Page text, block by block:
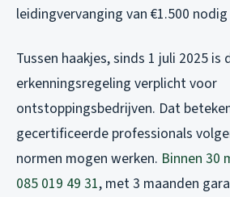
leidingvervanging van €1.500
Tussen haakjes, sinds 1 juli 2025 is
erkenningsregeling verplicht voor
ontstoppingsbedrijven. Dat
gecertificeerde professionals
normen mogen werken. Binnen 30
085 019 49 31, met 3 maanden